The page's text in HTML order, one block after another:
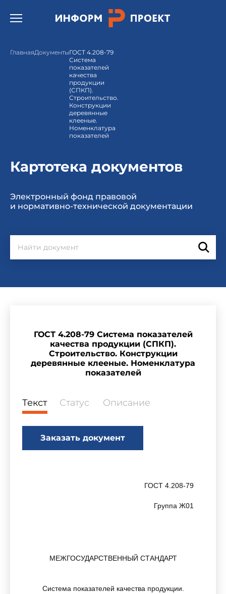
Открыть бургер меню.
ГлавнаяДокументыГОСТ 4.208-79
Система
показателей
качества
продукции
(СПКП).
Строительство.
Конструкции
деревянные
клееные.
Номенклатура
показателей
Картотека документов
Электронный фонд правовой
и нормативно-технической документации
ГОСТ 4.208-79 Система показателей
качества продукции (СПКП).
Строительство. Конструкции
деревянные клееные. Номенклатура
показателей
Текст Статус Описание
Заказать документ
ГОСТ 4.208-79
Группа Ж01
МЕЖГОСУДАРСТВЕННЫЙ СТАНДАРТ
Система показателей качества продукции.